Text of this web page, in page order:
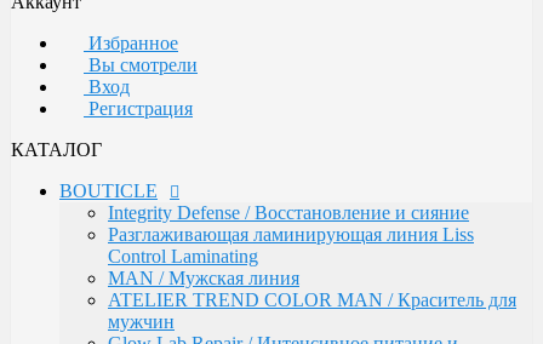
ATELIER TREND COLOR MAN / Краситель для
мужчин
Glow Lab Repair / Интенсивное питание и
восстановление
Glow-Lab BIORICH / Объем и восстановление
Восстановление для экстремально поврежденных
осветленных волос
Уход для осветленных волос с анти-желтым
эффектом
Интенсивное увлажнение и восстановление
Botox / Восстановление сильно поврежденных
волос
Укрепление для безжизненных и ломких волос и
Избранное
Вы смотрели
Вход
Регистрация
КАТАЛОГ
BOUTICLE
Integrity Defense / Восстановление и сияние
Разглаживающая ламинирующая линия Liss
Control Laminating
MAN / Мужская линия
ATELIER TREND COLOR MAN / Краситель для
мужчин